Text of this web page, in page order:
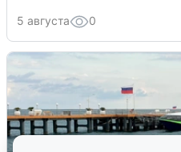
5 августа 0